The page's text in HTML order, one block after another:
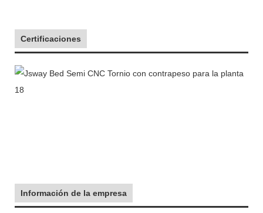
Certificaciones
Información de la empresa